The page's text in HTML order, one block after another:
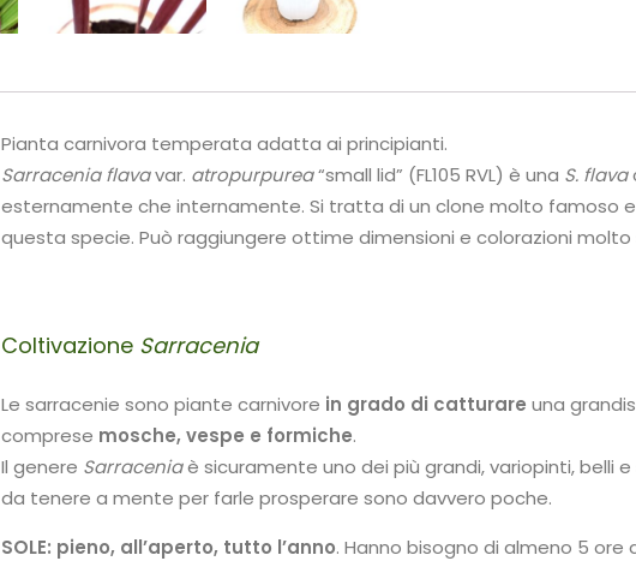
Pianta carnivora temperata adatta ai principianti.
Sarracenia flavavar. atropurpurea“small lid” (FL105 RVL) è una S. flava
esternamente che internamente. Si tratta di un clone molto famoso
questa specie. Può raggiungere ottime dimensioni e colorazioni molto
Coltivazione Sarracenia
Le sarracenie sono piante carnivore in grado di catturare una
comprese mosche, vespe e formiche.
Il genere Sarraceniaè sicuramente uno dei più grandi, variopinti, belli
da tenere a mente per farle prosperare sono davvero poche.
SOLE: pieno, all’aperto, tutto l’anno. Hanno bisogno di almeno 5